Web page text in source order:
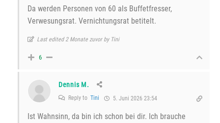
Da werden Personen von 60 als Buffetfresser,
Verwesungsrat. Vernichtungsrat betitelt.
Last edited 2 Monate zuvor by Tini
6
Dennis M.
Reply to Tini 5. Juni 2026 23:54
Ist Wahnsinn, da bin ich schon bei dir. Ich brauche